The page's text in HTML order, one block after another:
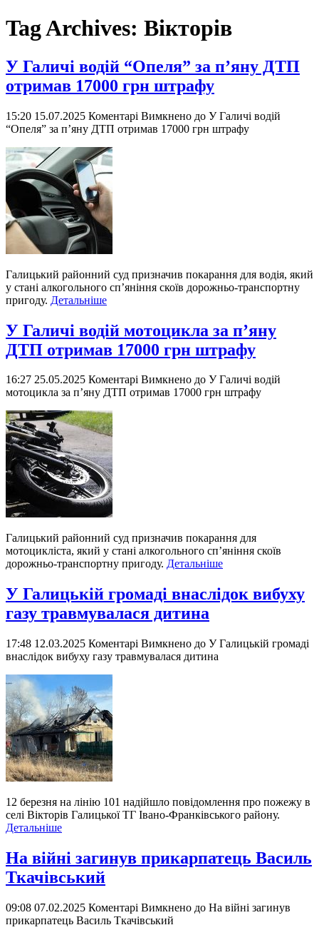
Tag Archives: Вікторів
У Галичі водій “Опеля” за п’яну ДТП
отримав 17000 грн штрафу
15:20 15.07.2025 Коментарі Вимкнено до У Галичі водій
“Опеля” за п’яну ДТП отримав 17000 грн штрафу
Галицький районний суд призначив покарання для водія, який
у стані алкогольного сп’яніння скоїв дорожньо-транспортну
пригоду. Детальніше
У Галичі водій мотоцикла за п’яну
ДТП отримав 17000 грн штрафу
16:27 25.05.2025 Коментарі Вимкнено до У Галичі водій
мотоцикла за п’яну ДТП отримав 17000 грн штрафу
Галицький районний суд призначив покарання для
мотоцикліста, який у стані алкогольного сп’яніння скоїв
дорожньо-транспортну пригоду. Детальніше
У Галицькій громаді внаслідок вибуху
газу травмувалася дитина
17:48 12.03.2025 Коментарі Вимкнено до У Галицькій громаді
внаслідок вибуху газу травмувалася дитина
12 березня на лінію 101 надійшло повідомлення про пожежу в
селі Вікторів Галицької ТГ Івано-Франківського району.
Детальніше
На війні загинув прикарпатець Василь
Ткачівський
09:08 07.02.2025 Коментарі Вимкнено до На війні загинув
прикарпатець Василь Ткачівський